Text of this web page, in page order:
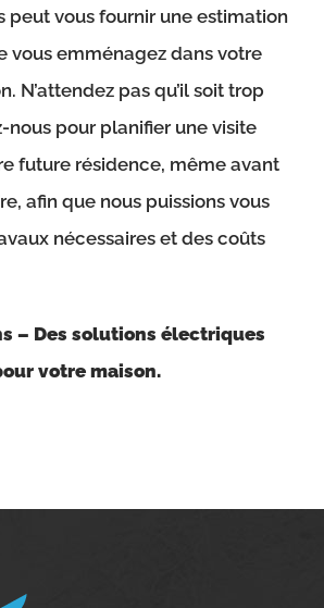
peut vous fournir une estimation
vous emménagez dans votre
N’attendez pas qu’il soit trop
pour planifier une visite
future résidence, même avant
afin que nous puissions vous
nécessaires et des coûts
– Des solutions électriques
votre maison.